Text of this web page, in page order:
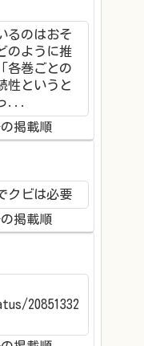
るのはおそ
のように推
各巻ごとの
性というと
...
掲載順
クビは必要
掲載順
20851332